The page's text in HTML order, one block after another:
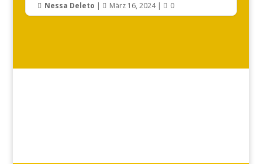
 Nessa Deleto |  März 16, 2024|  0